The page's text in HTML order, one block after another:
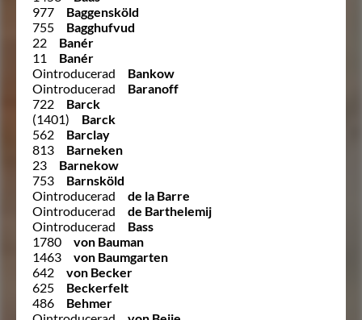
977
Baggensköld
755
Bagghufvud
22
Banér
11
Banér
Ointroducerad
Bankow
Ointroducerad
Baranoff
722
Barck
(1401)
Barck
562
Barclay
813
Barneken
23
Barnekow
753
Barnsköld
Ointroducerad
de la Barre
Ointroducerad
de Barthelemij
Ointroducerad
Bass
1780
von Bauman
1463
von Baumgarten
642
von Becker
625
Beckerfelt
486
Behmer